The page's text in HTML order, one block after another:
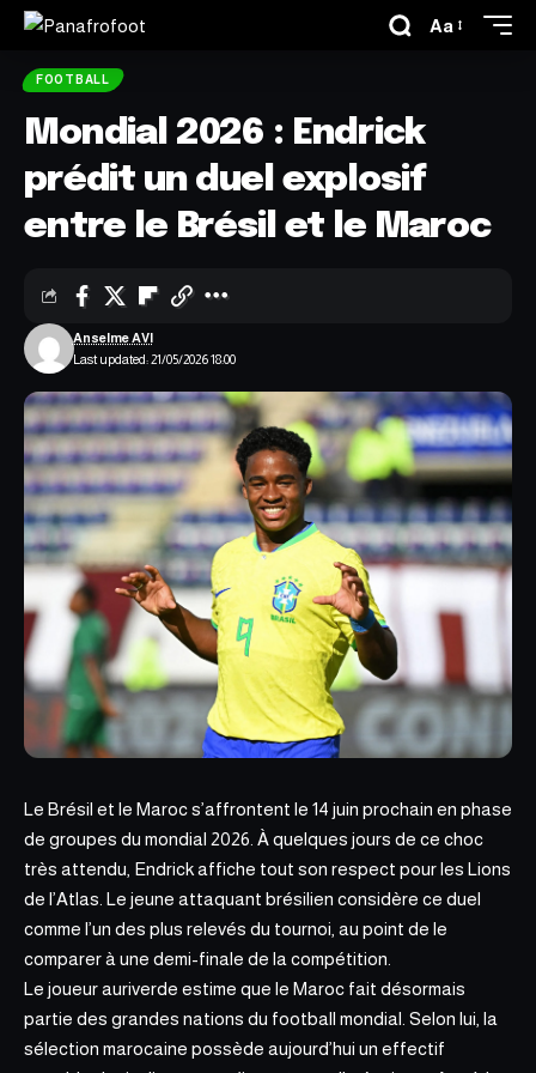
Aa
FOOTBALL
Mondial 2026 : Endrick
prédit un duel explosif
entre le Brésil et le Maroc
Last updated: 21/05/2026 18:00
Anselme AVI
Le Brésil et le Maroc s’affrontent le 14 juin prochain en phase
de groupes du mondial 2026. À quelques jours de ce choc
très attendu, Endrick affiche tout son respect pour les Lions
de l’Atlas. Le jeune attaquant brésilien considère ce duel
comme l’un des plus relevés du tournoi, au point de le
comparer à une demi-finale de la compétition.
Le joueur auriverde estime que le Maroc fait désormais
partie des grandes nations du football mondial. Selon lui, la
sélection marocaine possède aujourd’hui un effectif